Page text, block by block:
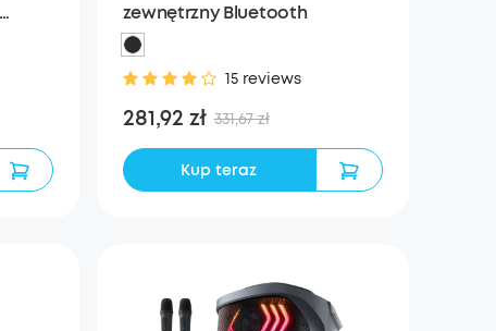
zewnętrzny Bluetooth
15 reviews
281,92 zł 331,67 zł
Kup teraz